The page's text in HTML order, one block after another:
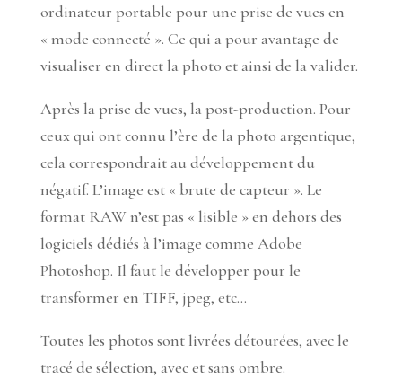
ordinateur portable pour une prise de vues en
« mode connecté ». Ce qui a pour avantage de
visualiser en direct la photo et ainsi de la valider.
Après la prise de vues, la post-production. Pour
ceux qui ont connu l’ère de la photo argentique,
cela correspondrait au développement du
négatif. L’image est « brute de capteur ». Le
format RAW n’est pas « lisible » en dehors des
logiciels dédiés à l’image comme Adobe
Photoshop. Il faut le développer pour le
transformer en TIFF, jpeg, etc…
Toutes les photos sont livrées détourées, avec le
tracé de sélection, avec et sans ombre.